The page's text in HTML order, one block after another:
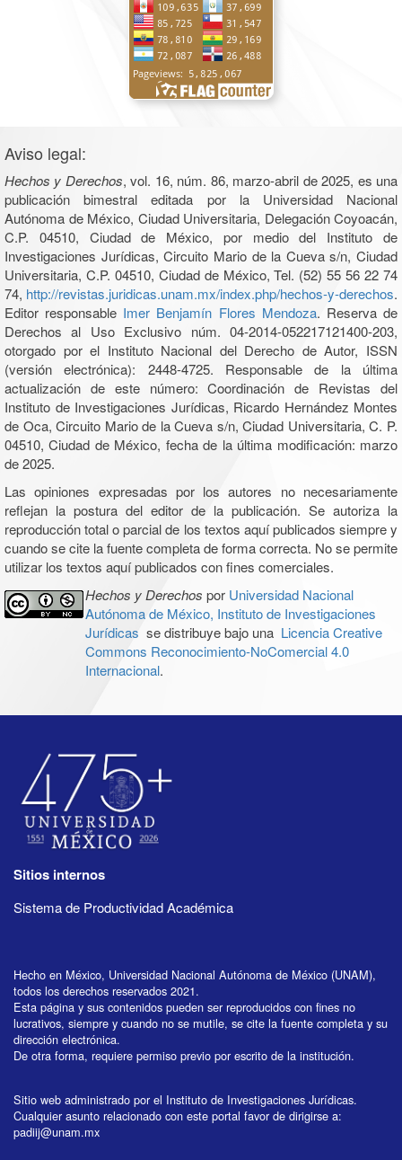
Aviso legal:
Hechos y Derechos, vol. 16, núm. 86, marzo-abril de 2025, es una
publicación bimestral editada por la Universidad Nacional
Autónoma de México, Ciudad Universitaria, Delegación Coyoacán,
C.P. 04510, Ciudad de México, por medio del Instituto de
Investigaciones Jurídicas, Circuito Mario de la Cueva s/n, Ciudad
Universitaria, C.P. 04510, Ciudad de México, Tel. (52) 55 56 22 74
74, http://revistas.juridicas.unam.mx/index.php/hechos-y-derechos.
Editor responsable Imer Benjamín Flores Mendoza. Reserva de
Derechos al Uso Exclusivo núm. 04-2014-052217121400-203,
otorgado por el Instituto Nacional del Derecho de Autor, ISSN
(versión electrónica): 2448-4725. Responsable de la última
actualización de este número: Coordinación de Revistas del
Instituto de Investigaciones Jurídicas, Ricardo Hernández Montes
de Oca, Circuito Mario de la Cueva s/n, Ciudad Universitaria, C. P.
04510, Ciudad de México, fecha de la última modificación: marzo
de 2025.
Las opiniones expresadas por los autores no necesariamente
reflejan la postura del editor de la publicación. Se autoriza la
reproducción total o parcial de los textos aquí publicados siempre y
cuando se cite la fuente completa de forma correcta. No se permite
utilizar los textos aquí publicados con fines comerciales.
Hechos y Derechos por Universidad Nacional
Autónoma de México, Instituto de Investigaciones
Jurídicas se distribuye bajo una Licencia Creative
Commons Reconocimiento-NoComercial 4.0
Internacional.
Sitios internos
Sistema de Productividad Académica
Hecho en México, Universidad Nacional Autónoma de México (UNAM),
todos los derechos reservados 2021.
Esta página y sus contenidos pueden ser reproducidos con fines no
lucrativos, siempre y cuando no se mutile, se cite la fuente completa y su
dirección electrónica.
De otra forma, requiere permiso previo por escrito de la institución.
Sitio web administrado por el Instituto de Investigaciones Jurídicas.
Cualquier asunto relacionado con este portal favor de dirigirse a:
padiij@unam.mx